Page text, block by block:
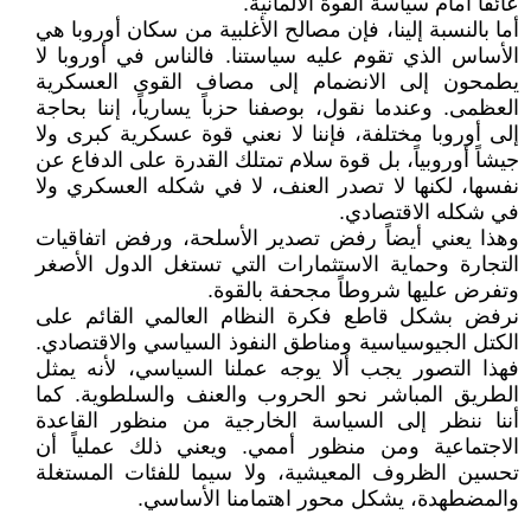
أما بالنسبة إلينا، فإن مصالح الأغلبية من سكان أوروبا هي
الأساس الذي تقوم عليه سياستنا. فالناس في أوروبا لا
يطمحون إلى الانضمام إلى مصاف القوى العسكرية
العظمى. وعندما نقول، بوصفنا حزباً يسارياً، إننا بحاجة
إلى أوروبا مختلفة، فإننا لا نعني قوة عسكرية كبرى ولا
جيشاً أوروبياً، بل قوة سلام تمتلك القدرة على الدفاع عن
نفسها، لكنها لا تصدر العنف، لا في شكله العسكري ولا
في شكله الاقتصادي.
وهذا يعني أيضاً رفض تصدير الأسلحة، ورفض اتفاقيات
التجارة وحماية الاستثمارات التي تستغل الدول الأصغر
وتفرض عليها شروطاً مجحفة بالقوة.
نرفض بشكل قاطع فكرة النظام العالمي القائم على
الكتل الجيوسياسية ومناطق النفوذ السياسي والاقتصادي.
فهذا التصور يجب ألا يوجه عملنا السياسي، لأنه يمثل
الطريق المباشر نحو الحروب والعنف والسلطوية. كما
أننا ننظر إلى السياسة الخارجية من منظور القاعدة
الاجتماعية ومن منظور أممي. ويعني ذلك عملياً أن
تحسين الظروف المعيشية، ولا سيما للفئات المستغلة
والمضطهدة، يشكل محور اهتمامنا الأساسي.